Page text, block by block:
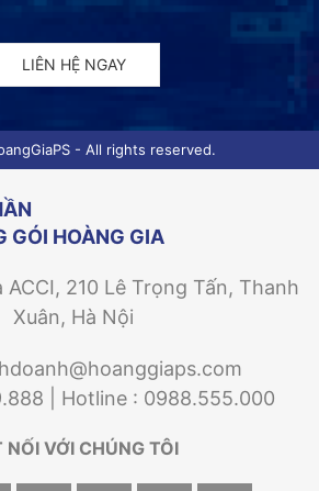
LIÊN HỆ NGAY
- All rights reserved.
GÓI HOÀNG GIA
210 Lê Trọng Tấn, Thanh
Xuân, Hà Nội
| Hotline : 0988.555.000
NỐI VỚI CHÚNG TÔI